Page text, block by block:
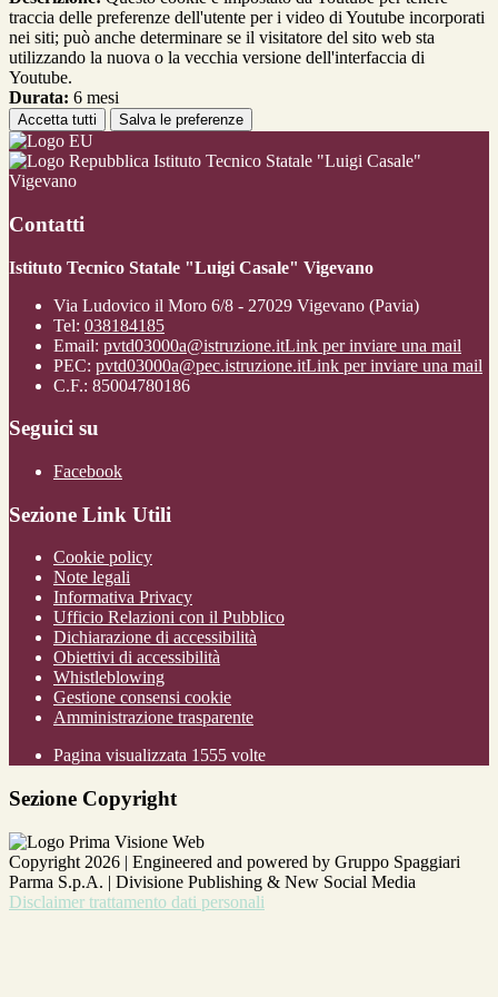
traccia delle preferenze dell'utente per i video di Youtube incorporati
nei siti; può anche determinare se il visitatore del sito web sta
utilizzando la nuova o la vecchia versione dell'interfaccia di
Youtube.
Durata: 6 mesi
Accetta tutti Salva le preferenze
Istituto Tecnico Statale "Luigi Casale"
Vigevano
Contatti
Istituto Tecnico Statale "Luigi Casale" Vigevano
Via Ludovico il Moro 6/8 - 27029 Vigevano (Pavia)
Tel: 038184185
Email: pvtd03000a@istruzione.itLink per inviare una mail
PEC: pvtd03000a@pec.istruzione.itLink per inviare una mail
C.F.: 85004780186
Seguici su
Facebook
Sezione Link Utili
Cookie policy
Note legali
Informativa Privacy
Ufficio Relazioni con il Pubblico
Dichiarazione di accessibilità
Obiettivi di accessibilità
Whistleblowing
Gestione consensi cookie
Amministrazione trasparente
Pagina visualizzata 1555 volte
Sezione Copyright
Copyright 2026 | Engineered and powered by Gruppo Spaggiari
Parma S.p.A. | Divisione Publishing & New Social Media
Disclaimer trattamento dati personali